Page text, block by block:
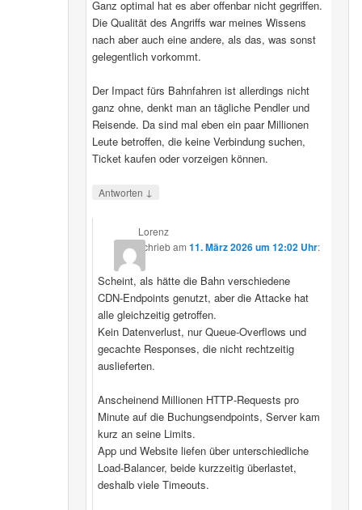
Ganz optimal hat es aber offenbar nicht gegriffen.
Die Qualität des Angriffs war meines Wissens
nach aber auch eine andere, als das, was sonst
gelegentlich vorkommt.
Der Impact fürs Bahnfahren ist allerdings nicht
ganz ohne, denkt man an tägliche Pendler und
Reisende. Da sind mal eben ein paar Millionen
Leute betroffen, die keine Verbindung suchen,
Ticket kaufen oder vorzeigen können.
Antworten ↓
Lorenz
schriebam11. März 2026 um 12:02 Uhr:
Scheint, als hätte die Bahn verschiedene
CDN‑Endpoints genutzt, aber die Attacke hat
alle gleichzeitig getroffen.
Kein Datenverlust, nur Queue‑Overflows und
gecachte Responses, die nicht rechtzeitig
auslieferten.
Anscheinend Millionen HTTP‑Requests pro
Minute auf die Buchungsendpoints, Server kam
kurz an seine Limits.
App und Website liefen über unterschiedliche
Load‑Balancer, beide kurzzeitig überlastet,
deshalb viele Timeouts.